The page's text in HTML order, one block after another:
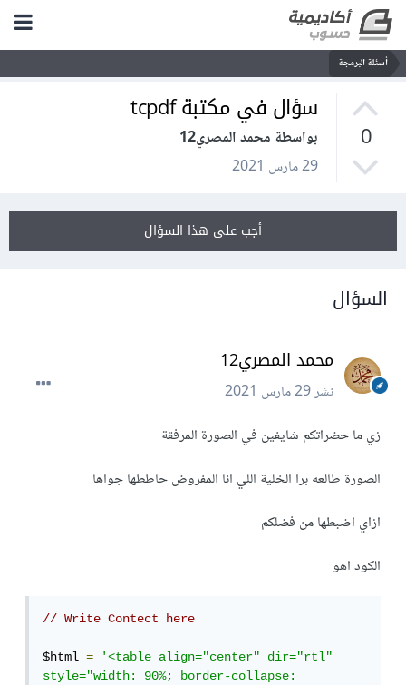
أسئلة البرمجة
0
سؤال في مكتبة tcpdf
بواسطة محمد المصري12
29 مارس 2021
أجب على هذا السؤال
السؤال
محمد المصري12
نشر29 مارس 2021
زي ما حضراتكم شايفين في الصورة المرفقة
الصورة طالعه برا الخلية اللي انا المفروض حاططها جواها
ازاي اضبطها من فضلكم
الكود اهو
// Write Contect here
$html =
'<table align="center" dir="rtl"
style="width: 90%; border-collapse: